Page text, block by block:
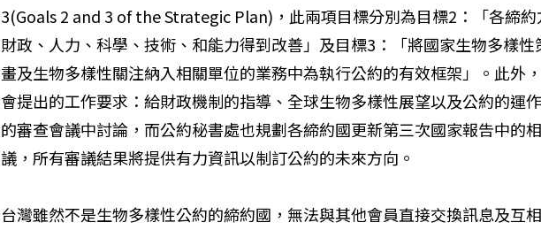
3(Goals 2 and 3 of the Strategic Plan)，此兩項目標分別為目標2：「各締
財政、人力、科學、技術、和能力得到改善」及目標3：「將國家生物多樣性
畫及生物多樣性關注納入相關單位的業務中為執行公約的有效框架」。此外
會提出的工作要求：給財政機制的指導、全球生物多樣性展望以及公約的運
的審查會議中討論，而公約秘書處也規劃各締約國更新第三次國家報告中的
議，所有審議結果將提供有力資訊以制訂公約的未來方向。
台灣雖然不是生物多樣性公約的締約國，無法與其他會員直接交換訊息及互